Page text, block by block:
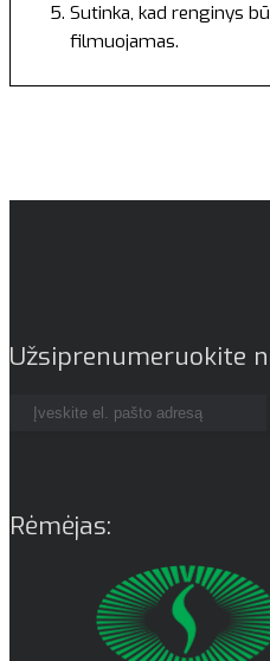
Sutinka, kad renginys
filmuojamas.
Užsiprenumeruokite
Rėmėjas: